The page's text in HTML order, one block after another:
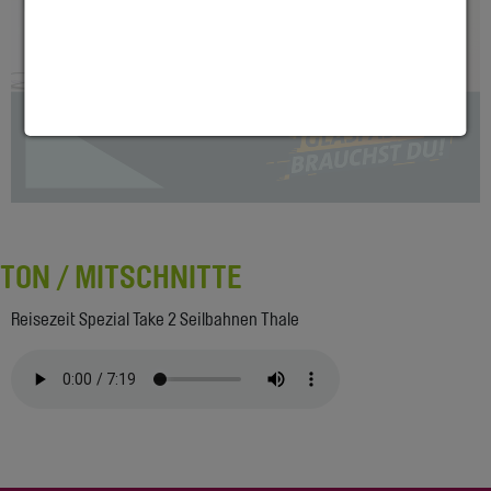
TON / MITSCHNITTE
Reisezeit Spezial Take 2 Seilbahnen Thale